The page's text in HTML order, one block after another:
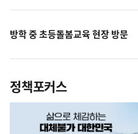
방학 중 초등돌봄교육 현장 방문
정책포커스